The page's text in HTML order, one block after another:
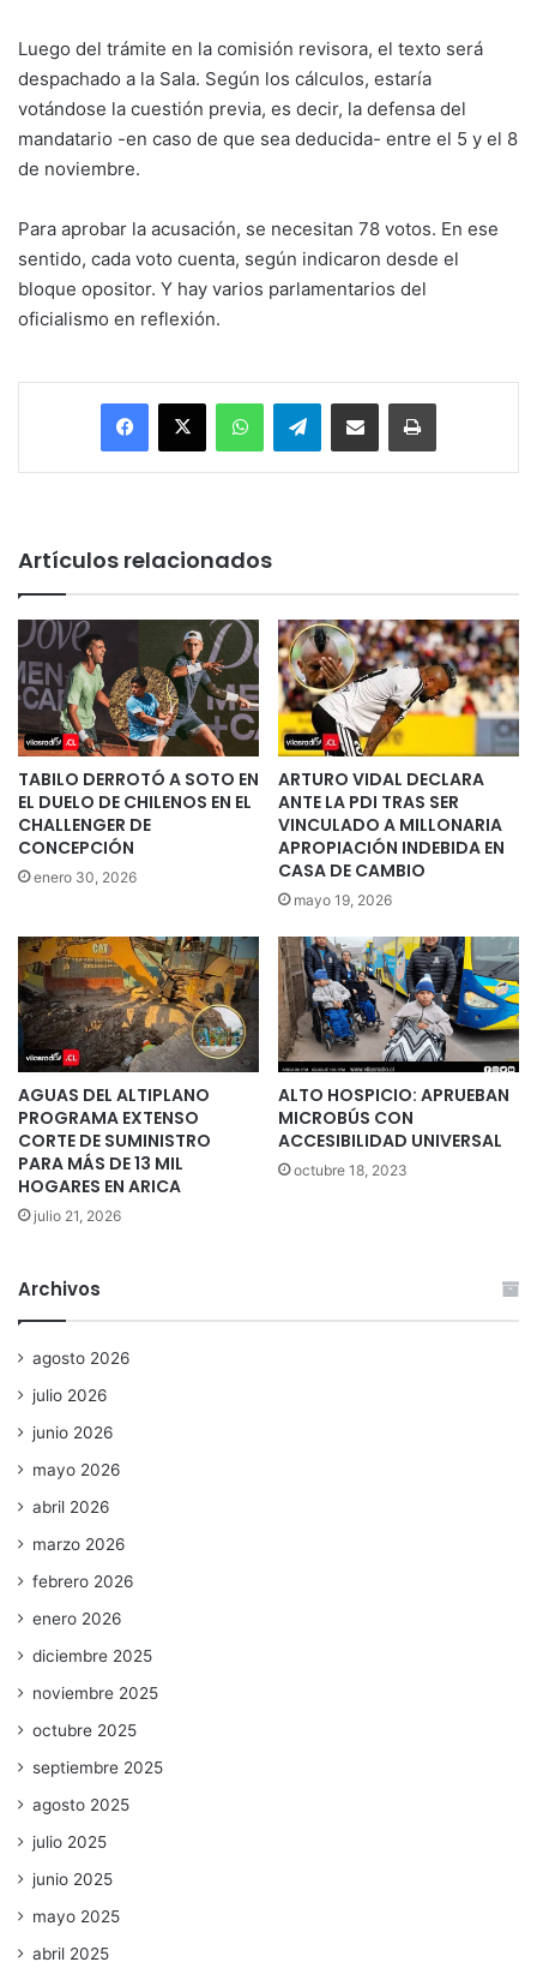
Luego del trámite en la comisión revisora, el texto será
despachado a la Sala. Según los cálculos, estaría
votándose la cuestión previa, es decir, la defensa del
mandatario -en caso de que sea deducida- entre el 5 y el 8
de noviembre.
Para aprobar la acusación, se necesitan 78 votos. En ese
sentido, cada voto cuenta, según indicaron desde el
bloque opositor. Y hay varios parlamentarios del
oficialismo en reflexión.
Facebook
X WhatsAppTelegramEnviar vía email Imprimir
Artículos relacionados
TABILO DERROTÓ A SOTO EN
EL DUELO DE CHILENOS EN EL
CHALLENGER DE
CONCEPCIÓN
enero 30, 2026
ARTURO VIDAL DECLARA
ANTE LA PDI TRAS SER
VINCULADO A MILLONARIA
APROPIACIÓN INDEBIDA EN
CASA DE CAMBIO
mayo 19, 2026
AGUAS DEL ALTIPLANO
PROGRAMA EXTENSO
CORTE DE SUMINISTRO
PARA MÁS DE 13 MIL
HOGARES EN ARICA
julio 21, 2026
ALTO HOSPICIO: APRUEBAN
MICROBÚS CON
ACCESIBILIDAD UNIVERSAL
octubre 18, 2023
Archivos
agosto 2026
julio 2026
junio 2026
mayo 2026
abril 2026
marzo 2026
febrero 2026
enero 2026
diciembre 2025
noviembre 2025
octubre 2025
septiembre 2025
agosto 2025
julio 2025
junio 2025
mayo 2025
abril 2025